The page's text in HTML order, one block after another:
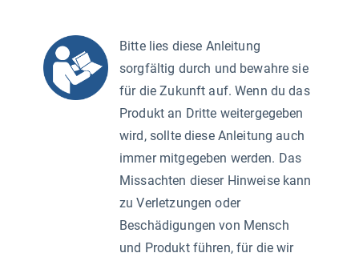
Bitte lies diese Anleitung
sorgfältig durch und bewahre sie
für die Zukunft auf. Wenn du das
Produkt an Dritte weitergegeben
wird, sollte diese Anleitung auch
immer mitgegeben werden. Das
Missachten dieser Hinweise kann
zu Verletzungen oder
Beschädigungen von Mensch
und Produkt führen, für die wir